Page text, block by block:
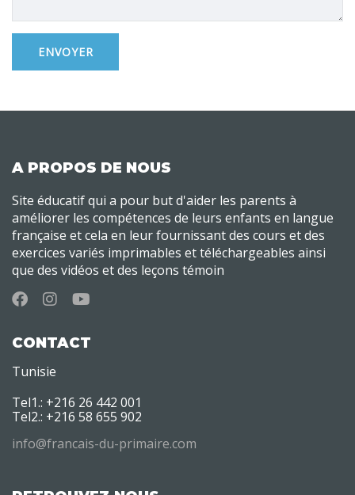
A PROPOS DE NOUS
Site éducatif qui a pour but d'aider les parents à
améliorer les compétences de leurs enfants en langue
française et cela en leur fournissant des cours et des
exercices variés imprimables et téléchargeables ainsi
que des vidéos et des leçons témoin
CONTACT
Tunisie
Tel1.: +216 26 442 001
Tel2.: +216 58 655 902
info@francais-du-primaire.com